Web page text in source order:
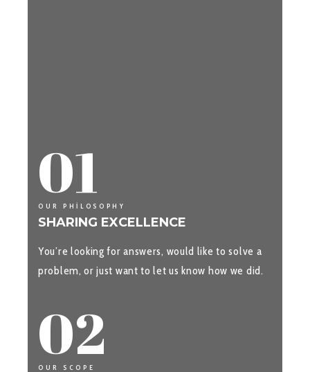
01
OUR PHILOSOPHY
SHARING EXCELLENCE
You’re looking for answers, would like to solve a
problem, or just want to let us know how we did.
02
OUR SCOPE